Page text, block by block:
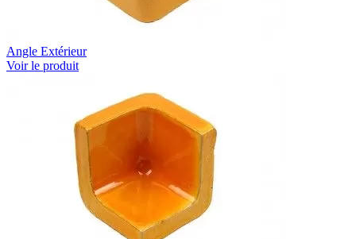
Angle Extérieur
Voir le produit